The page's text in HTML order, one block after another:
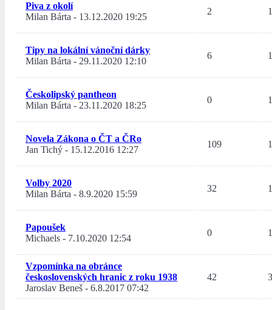
Piva z okolí
Milan Bárta - 13.12.2020 19:25
2
Tipy na lokální vánoční dárky
Milan Bárta - 29.11.2020 12:10
6
Českolipský pantheon
Milan Bárta - 23.11.2020 18:25
0
Novela Zákona o ČT a ČRo
Jan Tichý - 15.12.2016 12:27
109
Volby 2020
Milan Bárta - 8.9.2020 15:59
32
Papoušek
Michaels - 7.10.2020 12:54
0
Vzpomínka na obránce
československých hranic z roku 1938
Jaroslav Beneš - 6.8.2017 07:42
42